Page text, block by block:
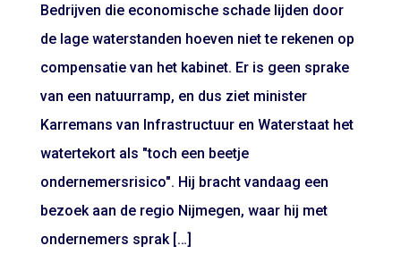
Bedrijven die economische schade lijden door
de lage waterstanden hoeven niet te rekenen op
compensatie van het kabinet. Er is geen sprake
van een natuurramp, en dus ziet minister
Karremans van Infrastructuur en Waterstaat het
watertekort als "toch een beetje
ondernemersrisico". Hij bracht vandaag een
bezoek aan de regio Nijmegen, waar hij met
ondernemers sprak […]